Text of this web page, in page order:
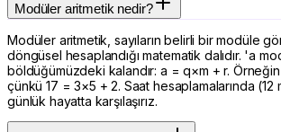
Modüler aritmetik nedir?
Modüler aritmetik, sayıların belirli bir modüle
döngüsel hesaplandığı matematik dalıdır. 'a
böldüğümüzdeki kalandır: a = q×m + r.
çünkü 17 = 3×5 + 2. Saat hesaplamalarında (12
günlük hayatta karşılaşırız.